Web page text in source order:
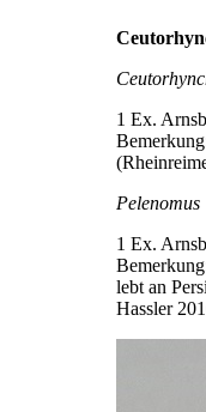
1 Ex.
1 Ex.
lebt an
Hassler